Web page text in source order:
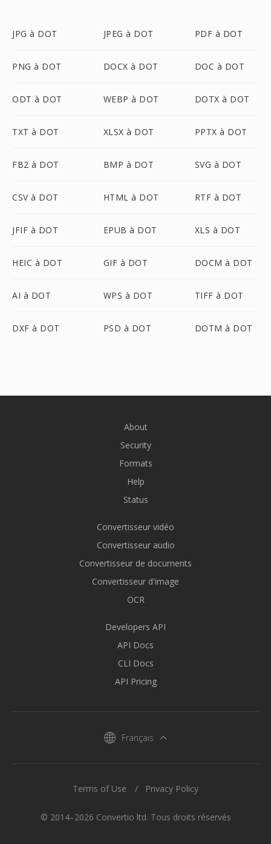
JPG à DOT JPEG à DOT PDF à DOT
PNG à DOT DOCX à DOT DOC à DOT
ODT à DOT WEBP à DOT DOTX à DOT
TXT à DOT XLSX à DOT PPTX à DOT
FB2 à DOT BMP à DOT SVG à DOT
CSV à DOT HTML à DOT RTF à DOT
JFIF à DOT EPUB à DOT XLS à DOT
HEIC à DOT GIF à DOT DOCM à DOT
AI à DOT WPS à DOT TIFF à DOT
DXF à DOT PSD à DOT DOTM à DOT
About
Security
Formats
Help
Status
Convertisseur vidéo
Convertisseur audio
Convertisseur de documents
Convertisseur d'image
OCR
Developers API
API Docs
CLI Docs
API Pricing
Français
© 2014–2026 Convertio ltd. Tous droits réservés
Terms of Use Privacy Policy